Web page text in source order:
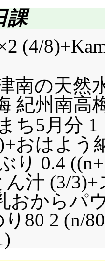
課
(4/
南の天然
紀州南高
ち5月分
おはよう
り 0.4
汁 (3/
おからパ
80 2 (n/